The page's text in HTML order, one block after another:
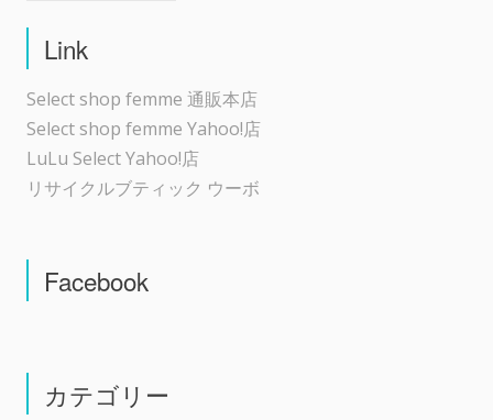
Link
Select shop femme 通販本店
Select shop femme Yahoo!店
LuLu Select Yahoo!店
リサイクルブティック ウーボ
Facebook
カテゴリー